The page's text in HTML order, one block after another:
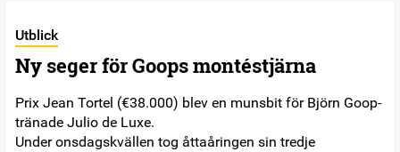
Utblick
Ny seger för Goops montéstjärna
Prix Jean Tortel (€38.000) blev en munsbit för Björn Goop-
tränade Julio de Luxe.
Under onsdagskvällen tog åttaåringen sin tredje